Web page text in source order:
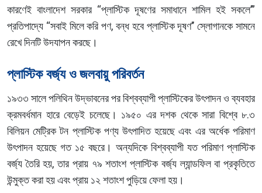
কারণেই বাংলাদেশ সরকার ‘‘প্লাস্টিক দূষণের সমাধানে শামিল হই সকলে’”
প্রতিপাদ্যে ‘‘সবাই মিলে করি পণ, বন্ধ হবে প্লাস্টিক দূষণ’’ স্লোগানকে সামনে
রেখে দিনটি উদযাপন করছে।
প্লাস্টিক বর্জ্য ও জলবায়ু পরিবর্তন
১৯৩৩ সালে পলিথিন উদ্ভাবনের পর বিশ্বব্যাপী প্লাস্টিকের উৎপাদন ও ব্যবহার
ক্রমবর্ধমান হারে বেড়েই চলেছে। ১৯৫০ এর দশক থেকে সারা বিশ্বে ৮.৩
বিলিয়ন মেট্রিক টন প্লাস্টিক পণ্য উৎপাদিত হয়েছে এবং এর অর্ধেক পরিমাণ
উৎপাদন হয়েছে গত ১৫ বছরে। অন্যদিকে বিশ্বব্যাপী যত পরিমাণ প্লাস্টিক
বর্জ্য তৈরি হয়, তার প্রায় ৭৯ শতাংশ প্লাস্টিক বর্জ্য ল্যান্ডফিল বা প্রকৃতিতে
উন্মুক্ত করা হয় এবং প্রায় ১২ শতাংশ পুড়িয়ে ফেলা হয়।